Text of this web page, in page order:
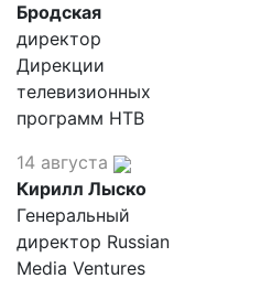
Бродская
директор
Дирекции
телевизионных
программ НТВ
14 августа
Кирилл Лыско
Генеральный
директор Russian
Media Ventures